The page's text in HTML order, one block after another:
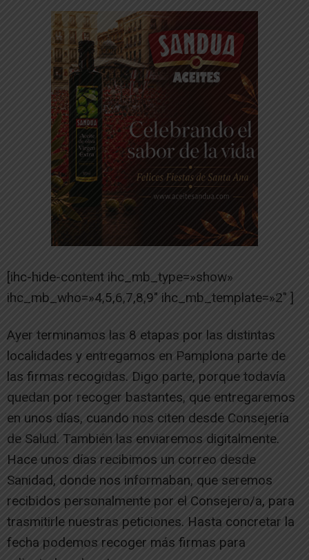
[ihc-hide-content ihc_mb_type=»show»
ihc_mb_who=»4,5,6,7,8,9″ ihc_mb_template=»2″ ]
Ayer terminamos las 8 etapas por las distintas
localidades y entregamos en Pamplona parte de
las firmas recogidas. Digo parte, porque todavía
quedan por recoger bastantes, que entregaremos
en unos días, cuando nos citen desde Consejería
de Salud. También las enviaremos digitalmente.
Hace unos días recibimos un correo desde
Sanidad, donde nos informaban, que seremos
recibidos personalmente por el Consejero/a, para
trasmitirle nuestras peticiones. Hasta concretar la
fecha podemos recoger más firmas para